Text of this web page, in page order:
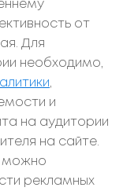
от
Для
необходимо,
и
на аудитории
на сайте.
можно
рекламных